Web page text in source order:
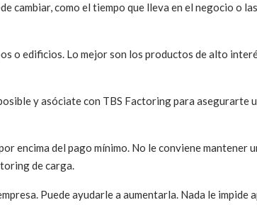
cambiar, como el tiempo que lleva en el negocio o
o edificios. Lo mejor son los productos de alto
y asóciate con TBS Factoring para asegurarte
encima del pago mínimo. No le conviene mantener
de carga.
Puede ayudarle a aumentarla. Nada le impide